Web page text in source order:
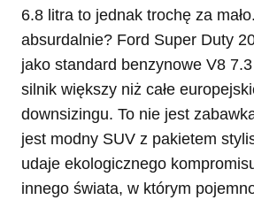
6.8 litra to jednak trochę za
absurdalnie? Ford Super Duty
jako standard benzynowe V8 7.3
silnik większy niż całe
downsizingu. To nie jest
jest modny SUV z pakietem
udaje ekologicznego
innego świata, w którym